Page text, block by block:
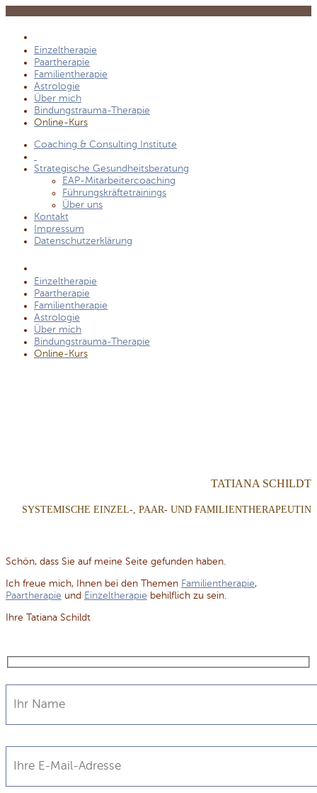
Einzeltherapie
Paartherapie
Familientherapie
Astrologie
Über mich
Bindungstrauma-Therapie
Online-Kurs
Coaching & Consulting Institute
Strategische Gesundheitsberatung
EAP-Mitarbeitercoaching
Führungskräftetrainings
Über uns
Kontakt
Impressum
Datenschutzerklärung
Einzeltherapie
Paartherapie
Familientherapie
Astrologie
Über mich
Bindungstrauma-Therapie
Online-Kurs
TATIANA SCHILDT
SYSTEMISCHE EINZEL-, PAAR- UND FAMILIENTHERAPEUTIN
Schön, dass Sie auf meine Seite gefunden haben.
Ich freue mich, Ihnen bei den Themen Familientherapie,
Paartherapie und Einzeltherapie behilflich zu sein.
Ihre Tatiana Schildt